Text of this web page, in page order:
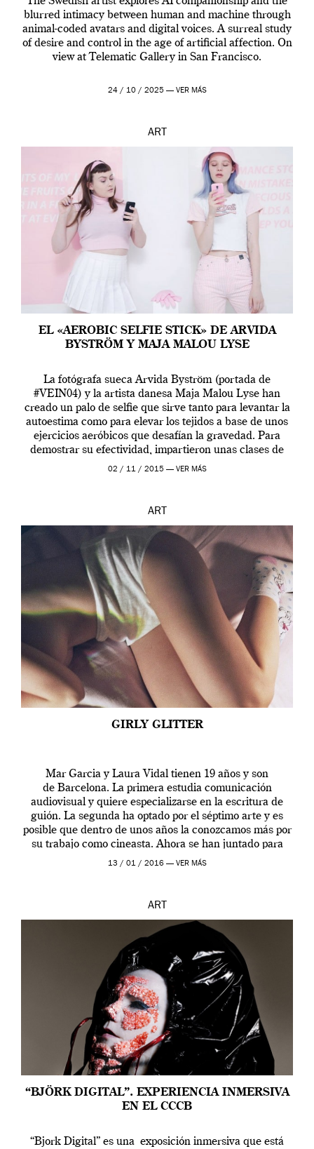
blurred intimacy between human and machine through
animal-coded avatars and digital voices. A surreal study
of desire and control in the age of artificial affection. On
view at Telematic Gallery in San Francisco.
24 / 10 / 2025 — VER MÁS
ART
EL «AEROBIC SELFIE STICK» DE ARVIDA
BYSTRÖM Y MAJA MALOU LYSE
La fotógrafa sueca Arvida Byström (portada de
#VEIN04) y la artista danesa Maja Malou Lyse han
creado un palo de selfie que sirve tanto para levantar la
autoestima como para elevar los tejidos a base de unos
ejercicios aeróbicos que desafían la gravedad. Para
demostrar su efectividad, impartieron unas clases de
prueba en el Tate […]
02 / 11 / 2015 — VER MÁS
ART
GIRLY GLITTER
Mar Garcia y Laura Vidal tienen 19 años y son
de Barcelona. La primera estudia comunicación
audiovisual y quiere especializarse en la escritura de
guión. La segunda ha optado por el séptimo arte y es
posible que dentro de unos años la conozcamos más por
su trabajo como cineasta. Ahora se han juntado para
contarnos una […]
13 / 01 / 2016 — VER MÁS
ART
“BJÖRK DIGITAL”. EXPERIENCIA INMERSIVA
EN EL CCCB
“Bjork Digital” es una exposición inmersiva que está